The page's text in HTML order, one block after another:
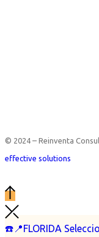
☎️📍FLORIDA
© 2024 – Reinventa
effective solutions